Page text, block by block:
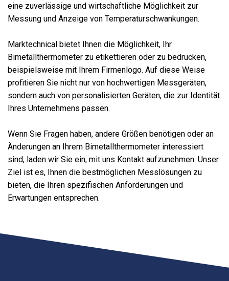
eine zuverlässige und wirtschaftliche Möglichkeit zur
Messung und Anzeige von Temperaturschwankungen.
Marktechnical bietet Ihnen die Möglichkeit, Ihr
Bimetallthermometer zu etikettieren oder zu bedrucken,
beispielsweise mit Ihrem Firmenlogo. Auf diese Weise
profitieren Sie nicht nur von hochwertigen Messgeräten,
sondern auch von personalisierten Geräten, die zur Identität
Ihres Unternehmens passen.
Wenn Sie Fragen haben, andere Größen benötigen oder an
Änderungen an Ihrem Bimetallthermometer interessiert
sind, laden wir Sie ein, mit uns Kontakt aufzunehmen. Unser
Ziel ist es, Ihnen die bestmöglichen Messlösungen zu
bieten, die Ihren spezifischen Anforderungen und
Erwartungen entsprechen.